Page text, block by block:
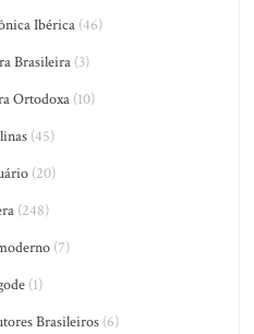
Ibérica(46)
Brasileira (3)
Ortodoxa (10)
(45)
(20)
(248)
(7)
(1)
Brasileiros(6)